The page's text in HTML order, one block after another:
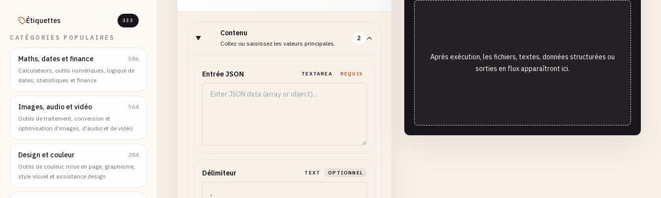
Étiquettes 333
CATÉGORIES POPULAIRES
Maths, dates et finance
586
Calculateurs, outils numériques, logique de
dates, statistiques et finance
Images, audio et vidéo
564
Outils de traitement, conversion et
optimisation d’images, d’audio et de vidéo
Design et couleur
284
Outils de couleur, mise en page, graphisme,
style visuel et assistance design
Contenu
Collez ou saisissez les valeurs principales.
2
Entrée JSON TEXTAREA REQUIS
Délimiteur TEXT OPTIONNEL
Après exécution, les fichiers, textes, données structurées ou
sorties en flux apparaîtront ici.